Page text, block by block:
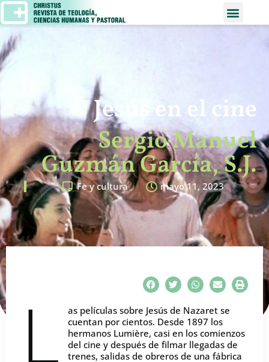
Jesús en el cine
Sergio Manuel
Guzmán García, S.J.
Fe y cultura mayo 11, 2023
L
as películas sobre Jesús de Nazaret se
cuentan por cientos. Desde 1897 los
hermanos Lumière, casi en los comienzos
del cine y después de filmar llegadas de
trenes, salidas de obreros de una fábrica